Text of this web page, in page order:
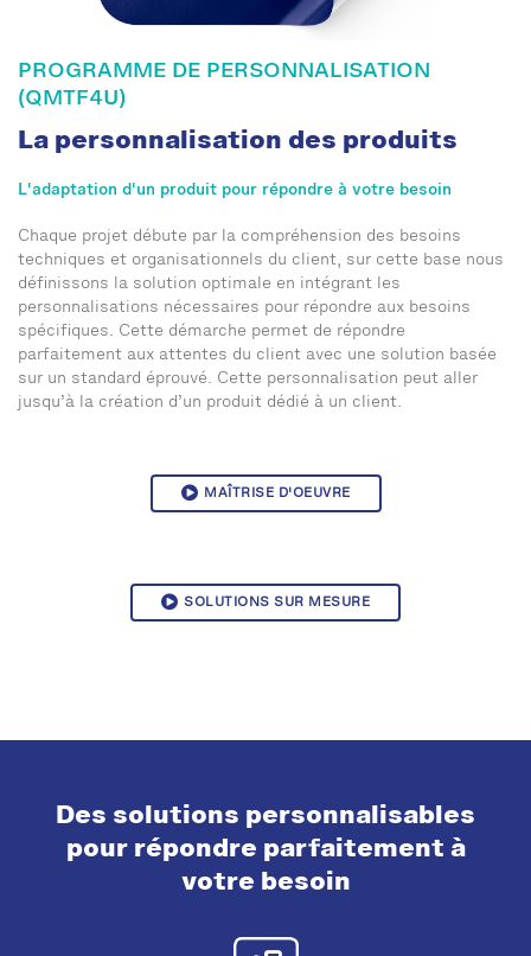
PROGRAMME DE PERSONNALISATION
(QMTF4U)
La personnalisation des produits
L'adaptation d'un produit pour répondre à votre besoin
Chaque projet débute par la compréhension des besoins
techniques et organisationnels du client, sur cette base nous
définissons la solution optimale en intégrant les
personnalisations nécessaires pour répondre aux besoins
spécifiques. Cette démarche permet de répondre
parfaitement aux attentes du client avec une solution basée
sur un standard éprouvé. Cette personnalisation peut aller
jusqu’à la création d’un produit dédié à un client.
MAÎTRISE D'OEUVRE
SOLUTIONS SUR MESURE
Des solutions personnalisables
pour répondre parfaitement à
votre besoin